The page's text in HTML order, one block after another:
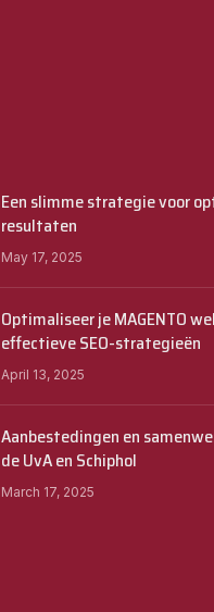
Een slimme strategie voor
resultaten
May 17, 2025
Optimaliseer je MAGENTO
effectieve SEO-strategieën
April 13, 2025
Aanbestedingen en
de UvA en Schiphol
March 17, 2025